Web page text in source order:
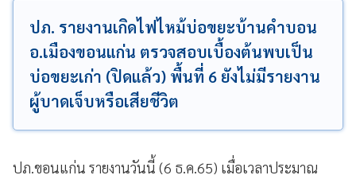
ปภ. รายงานเกิดไฟไหม้บ่อขยะบ้านคำบอน
อ.เมืองขอนแก่น ตรวจสอบเบื้องต้นพบเป็น
บ่อขยะเก่า (ปิดแล้ว) พื้นที่ 6 ยังไม่มีรายงาน
ผู้บาดเจ็บหรือเสียชีวิต
ปภ.ขอนแก่น รายงานวันนี้ (6 ธ.ค.65) เมื่อเวลาประมาณ